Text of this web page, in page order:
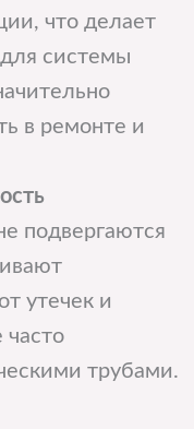
что делает
системы
в ремонте и
подвергаются
утечек и
трубами.